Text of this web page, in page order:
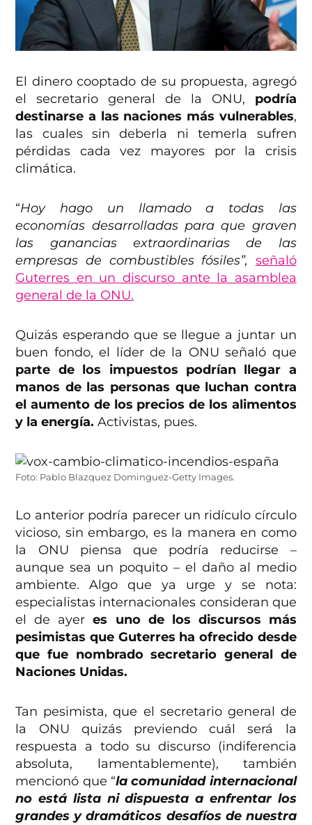
El dinero cooptado de su propuesta, agregó
el secretario general de la ONU, podría
destinarse a las naciones más vulnerables,
las cuales sin deberla ni temerla sufren
pérdidas cada vez mayores por la crisis
climática.
“Hoy hago un llamado a todas las
economías desarrolladas para que graven
las ganancias extraordinarias de las
empresas de combustibles fósiles”, señaló
Guterres en un discurso ante la asamblea
general de la ONU.
Quizás esperando que se llegue a juntar un
buen fondo, el líder de la ONU señaló que
parte de los impuestos podrían llegar a
manos de las personas que luchan contra
el aumento de los precios de los alimentos
y la energía. Activistas, pues.
Foto: Pablo Blazquez Dominguez-Getty Images.
Lo anterior podría parecer un ridículo círculo
vicioso, sin embargo, es la manera en como
la ONU piensa que podría reducirse –
aunque sea un poquito – el daño al medio
ambiente. Algo que ya urge y se nota:
especialistas internacionales consideran que
el de ayeres uno de los discursos más
pesimistas que Guterres ha ofrecido desde
que fue nombrado secretario general de
Naciones Unidas.
Tan pesimista, que el secretario general de
la ONU quizás previendo cuál será la
respuesta a todo su discurso (indiferencia
absoluta, lamentablemente), también
mencionó que “la comunidad internacional
no está lista ni dispuesta a enfrentar los
grandes y dramáticos desafíos de nuestra